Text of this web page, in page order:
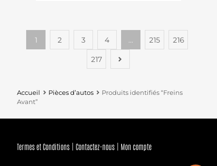
Accueil Pièces d’autos
Produits identifiés “Freins
Avant”
1 2 3 4 … 215 216
217
Termes et Conditions Contactez-nous Mon compte